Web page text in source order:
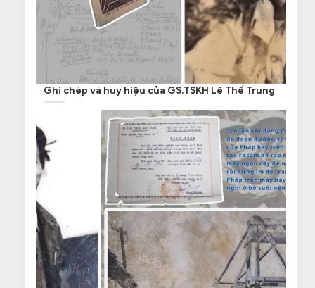
Ghi chép và huy hiệu của GS.TSKH Lê Thế Trung